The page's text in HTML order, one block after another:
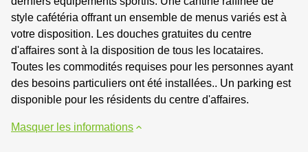
style cafétéria offrant un ensemble de menus variés est à
votre disposition. Les douches gratuites du centre
d'affaires sont à la disposition de tous les locataires.
Toutes les commodités requises pour les personnes ayant
des besoins particuliers ont été installées.. Un parking est
disponible pour les résidents du centre d'affaires.
Masquer les informations